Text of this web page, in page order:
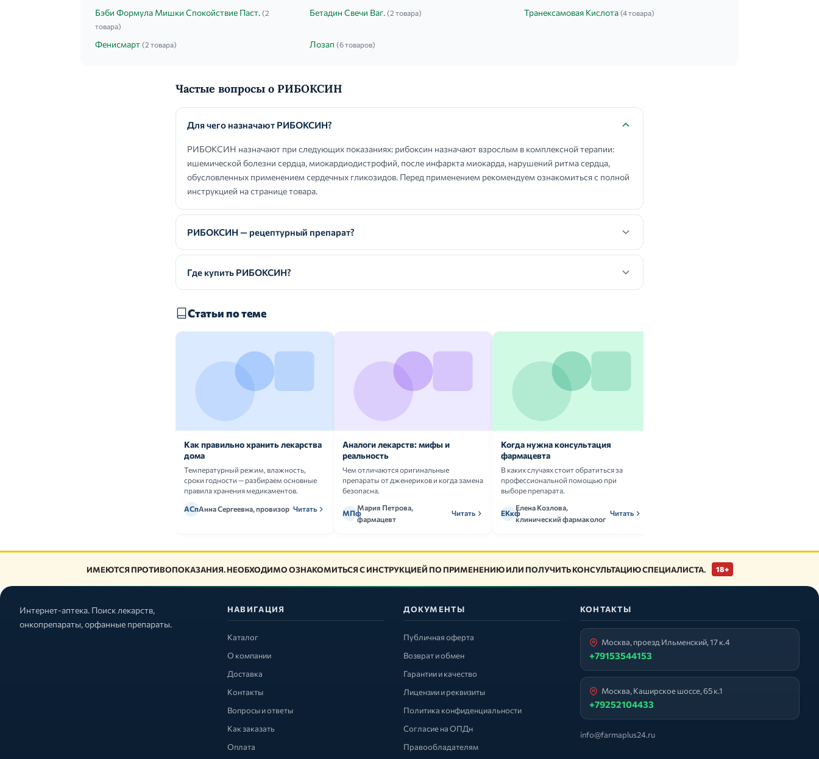
Бэби Формула Мишки Спокойствие Паст. (2
товара)
Бетадин Свечи Ваг. (2 товара) Транексамовая Кислота (4 товара)
Фенисмарт (2 товара) Лозап (6 товаров)
Частые вопросы о РИБОКСИН
Для чего назначают РИБОКСИН?
РИБОКСИН назначают при следующих показаниях: рибоксин назначают взрослым в комплексной терапии:
ишемической болезни сердца, миокардиодистрофий, после инфаркта миокарда, нарушений ритма сердца,
обусловленных применением сердечных гликозидов. Перед применением рекомендуем ознакомиться с полной
инструкцией на странице товара.
РИБОКСИН — рецептурный препарат?
Где купить РИБОКСИН?
Статьи по теме
Как правильно хранить лекарства
дома
Температурный режим, влажность,
сроки годности — разбираем основные
правила хранения медикаментов.
АСпАнна Сергеевна, провизор Читать
Аналоги лекарств: мифы и
реальность
Чем отличаются оригинальные
препараты от дженериков и когда замена
безопасна.
МПф
Мария Петрова,
фармацевт
Читать
Когда нужна консультация
фармацевта
В каких случаях стоит обратиться за
профессиональной помощью при
выборе препарата.
ЕКкф
Елена Козлова,
клинический фармаколог
Читать
ИМЕЮТСЯ ПРОТИВОПОКАЗАНИЯ. НЕОБХОДИМО ОЗНАКОМИТЬСЯ С ИНСТРУКЦИЕЙ ПО ПРИМЕНЕНИЮ ИЛИ ПОЛУЧИТЬ КОНСУЛЬТАЦИЮ СПЕЦИАЛИСТА. 18+
Интернет-аптека. Поиск лекарств,
онкопрепараты, орфанные препараты.
НАВИГАЦИЯ
Каталог
О компании
Доставка
Контакты
Вопросы и ответы
Как заказать
Оплата
ДОКУМЕНТЫ
Публичная оферта
Возврат и обмен
Гарантии и качество
Лицензии и реквизиты
Политика конфиденциальности
Согласие на ОПДн
Правообладателям
КОНТАКТЫ
Москва, проезд Ильменский, 17 к.4
+79153544153
Москва, Каширское шоссе, 65 к.1
+79252104433
info@farmaplus24.ru